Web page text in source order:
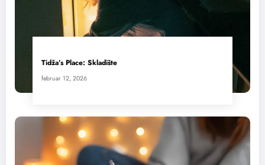
Tidža’s Place: Skladište
februar 12, 2026